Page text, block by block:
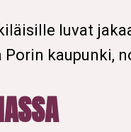
luvat
kaupunki,